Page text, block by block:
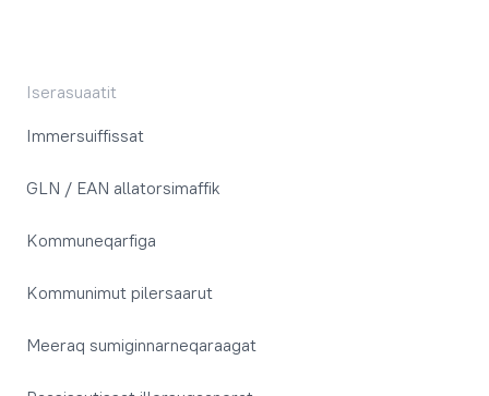
Iserasuaatit
Immersuiffissat
GLN / EAN allatorsimaffik
Kommuneqarfiga
Kommunimut pilersaarut
Meeraq sumiginnarneqaraagat